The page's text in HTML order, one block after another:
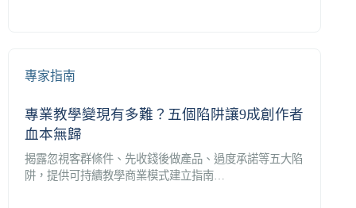
專家指南
專業教學變現有多難？五個陷阱讓9成創作者
血本無歸
揭露忽視客群條件、先收錢後做產品、過度承諾等五大陷
阱，提供可持續教學商業模式建立指南…